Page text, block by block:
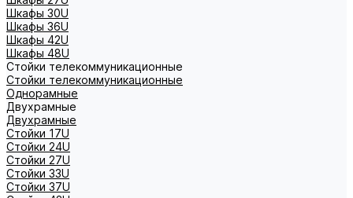
Шкафы 30U
Шкафы 36U
Шкафы 42U
Шкафы 48U
Стойки телекоммуникационные
Стойки телекоммуникационные
Однорамные
Двухрамные
Двухрамные
Стойки 17U
Стойки 24U
Стойки 27U
Стойки 33U
Стойки 37U